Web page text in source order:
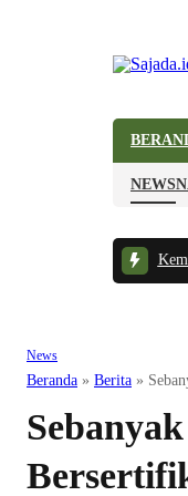
NEWS
#2 -
News
Beranda » Berita »